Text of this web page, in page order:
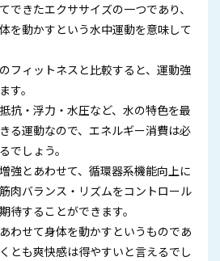
できたエクササイズの一つであり、
を動かすという水中運動を意味して
フィットネスと比較すると、運動強
す。
抗・浮力・水圧など、水の特色を最
る運動なので、エネルギー消費は必
でしょう。
強とあわせて、循環器系機能向上に
肉バランス・リズムをコントロール
待することができます。
わせて身体を動かすというものであ
とも爽快感は得やすいと言えるでし